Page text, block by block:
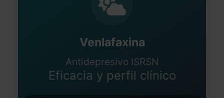
Venlafaxina
Antidepresivo ISRSN
Eficacia y perfil clínico